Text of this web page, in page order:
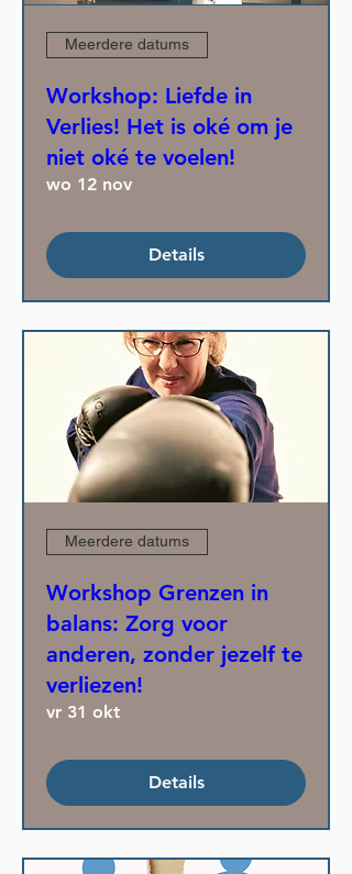
Meerdere datums
Workshop: Liefde in
Verlies! Het is oké om je
niet oké te voelen!
wo 12 nov
Details
Meerdere datums
Workshop Grenzen in
balans: Zorg voor
anderen, zonder jezelf te
verliezen!
vr 31 okt
Details